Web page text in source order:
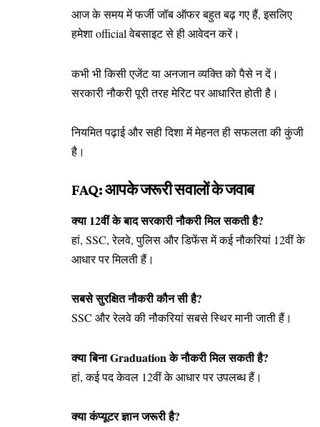
आज के समय में फर्जी जॉब ऑफर बहुत बढ़ गए हैं, इसलिए
हमेशा official वेबसाइट से ही आवेदन करें।
कभी भी किसी एजेंट या अनजान व्यक्ति को पैसे न दें।
सरकारी नौकरी पूरी तरह मेरिट पर आधारित होती है।
नियमित पढ़ाई और सही दिशा में मेहनत ही सफलता की कुंजी
है।
FAQ: आपके जरूरी सवालों के जवाब
क्या 12वीं के बाद सरकारी नौकरी मिल सकती है?
हां, SSC, रेलवे, पुलिस और डिफेंस में कई नौकरियां 12वीं के
आधार पर मिलती हैं।
सबसे सुरक्षित नौकरी कौन सी है?
SSC और रेलवे की नौकरियां सबसे स्थिर मानी जाती हैं।
क्या बिना Graduation के नौकरी मिल सकती है?
हां, कई पद केवल 12वीं के आधार पर उपलब्ध हैं।
क्या कंप्यूटर ज्ञान जरूरी है?